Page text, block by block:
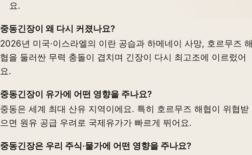
요.
중동긴장이 왜 다시 커졌나요?
2026년 미국·이스라엘의 이란 공습과 하메네이 사망, 호르무즈 해
협을 둘러싼 무력 충돌이 겹치며 긴장이 다시 최고조에 이르렀어
요.
중동긴장이 유가에 어떤 영향을 주나요?
중동은 세계 최대 산유 지역이에요. 특히 호르무즈 해협이 위협받
으면 원유 공급 우려로 국제유가가 빠르게 뛰어요.
중동긴장은 우리 주식·물가에 어떤 영향을 주나요?